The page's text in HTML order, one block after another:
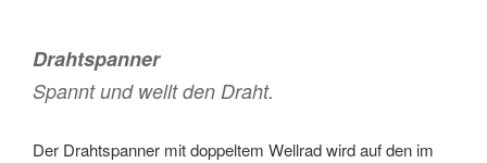
Drahtspanner
Spannt und wellt den Draht.
Der Drahtspanner mit doppeltem Wellrad wird auf den im